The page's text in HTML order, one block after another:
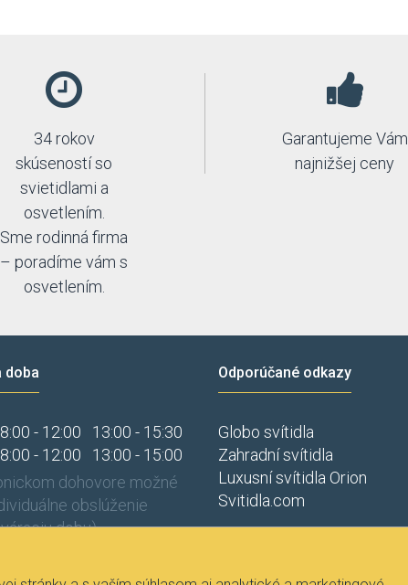
34 rokov
skúseností so
svietidlami a
osvetlením.
Sme rodinná firma
– poradíme vám s
osvetlením.
Garantujeme Vám
najnižšej ceny
doba
8:00 - 12:00
13:00 - 15:30
8:00 - 12:00
13:00 - 15:00
dohovore možné
obslúženie
dobu).
Odporúčané odkazy
Globo svítidla
Zahradní svítidla
Luxusní svítidla Orion
Svitidla.com